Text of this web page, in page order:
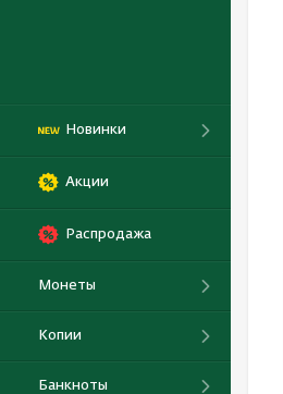
Новинки
Акции
Распродажа
Монеты
Копии
Банкноты